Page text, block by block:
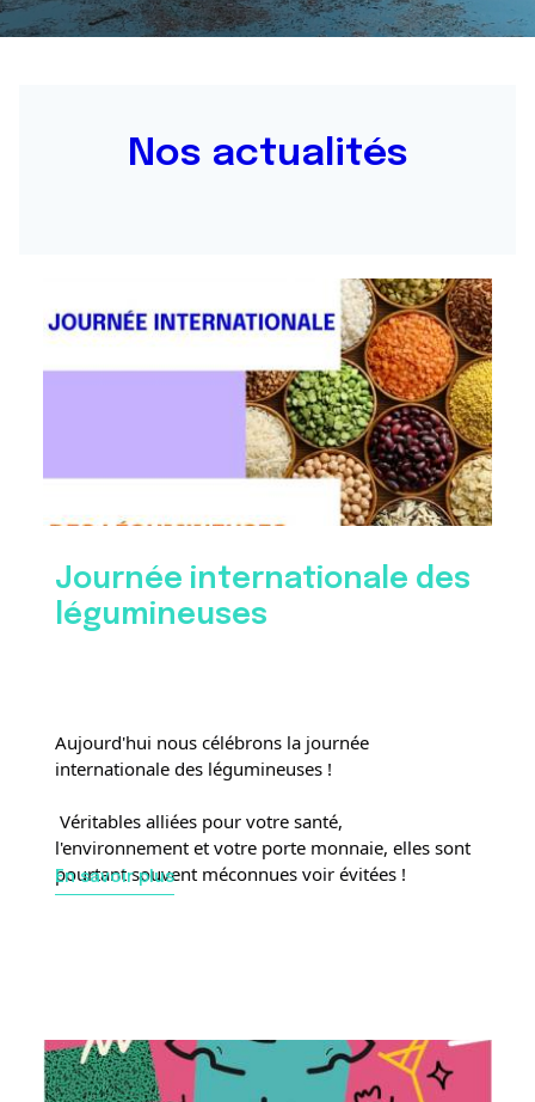
Nos actualités
Journée internationale des
légumineuses
Aujourd'hui nous célébrons la journée
internationale des légumineuses !
l'environnement et votre porte monnaie, elles sont
pourtant souvent méconnues voir évitées !
En savoir plus